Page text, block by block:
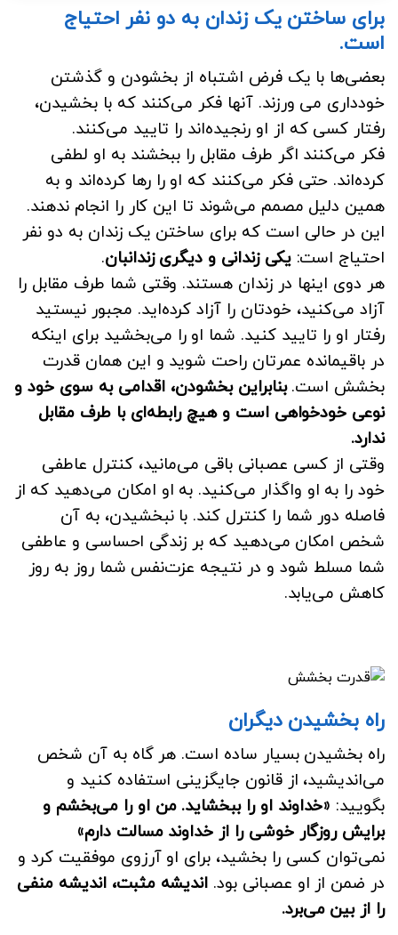
برای ساختن یک زندان به دو نفر احتیاج
است.
بعضی‌ها با یک فرض اشتباه از بخشودن و گذشتن
خودداری می ورزند. آنها فکر می‌کنند که با بخشیدن،
رفتار کسی که از او رنجیده‌اند را تایید می‌کنند.
فکر می‌کنند اگر طرف مقابل را ببخشند به او لطفی
کرده‌اند. حتی فکر می‌کنند که او را رها کرده‌اند و به
همین دلیل مصمم می‌شوند تا این کار را انجام ندهند.
این در حالی است که برای ساختن یک زندان به دو نفر
احتیاج است: یکی زندانی و دیگری زندانبان.
هر دوی اینها در زندان هستند. وقتی شما طرف مقابل را
آزاد می‌کنید، خودتان را آزاد کرده‌اید. مجبور نیستید
رفتار او را تایید کنید. شما او را می‌بخشید برای اینکه
در باقیمانده عمرتان راحت شوید و این همان قدرت
بخشش است.بنابراین بخشودن، اقدامی به سوی خود و
نوعی خودخواهی است و هیچ رابطه‌ای با طرف مقابل
ندارد.
وقتی از کسی عصبانی باقی می‌مانید، کنترل عاطفی
خود را به او واگذار می‌کنید. به او امکان می‌دهید که از
فاصله دور شما را کنترل کند. با نبخشیدن، به آن
شخص امکان می‌دهید که بر زندگی احساسی و عاطفی
شما مسلط شود و در نتیجه عزت‌نفس شما روز به روز
کاهش می‌یابد.
راه بخشیدن دیگران
راه بخشیدن بسیار ساده است. هر گاه به آن شخص
می‌اندیشید، از قانون جایگزینی استفاده کنید و
بگویید: «خداوند او را ببخشاید. من او را می‌بخشم و
برایش روزگار خوشی را از خداوند مسالت دارم»
نمی‌توان کسی را بخشید، برای او آرزوی موفقیت کرد و
در ضمن از او عصبانی بود. اندیشه مثبت، اندیشه منفی
را از بین می‌برد.